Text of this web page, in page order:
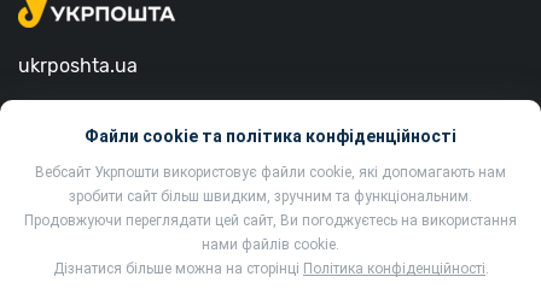
Файли cookie та політика конфіденційності
Вебсайт Укрпошти використовує файли cookie, які допомагають нам
зробити сайт більш швидким, зручним та функціональним.
Продовжуючи переглядати цей сайт, Ви погоджуєтесь на використання
нами файлів cookie.
Дізнатися більше можна на сторінці Політика конфіденційності.
ukrposhta.ua
01001, Україна